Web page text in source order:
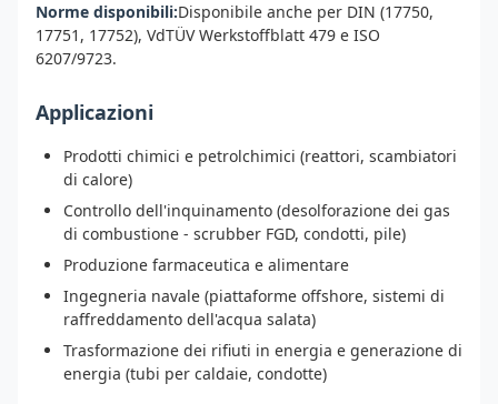
Norme disponibili:Disponibile anche per DIN (17750,
17751, 17752), VdTÜV Werkstoffblatt 479 e ISO
6207/9723.
Applicazioni
Prodotti chimici e petrolchimici (reattori, scambiatori
di calore)
Controllo dell'inquinamento (desolforazione dei gas
di combustione - scrubber FGD, condotti, pile)
Produzione farmaceutica e alimentare
Ingegneria navale (piattaforme offshore, sistemi di
raffreddamento dell'acqua salata)
Trasformazione dei rifiuti in energia e generazione di
energia (tubi per caldaie, condotte)